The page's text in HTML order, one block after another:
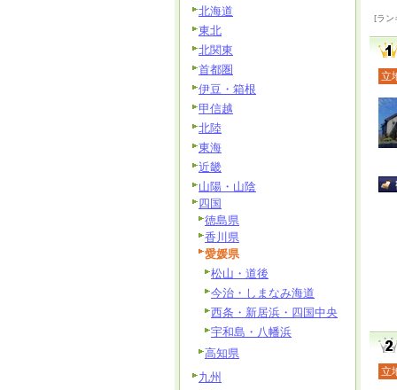
[ラン
立
立
北海道
東北
北関東
首都圏
伊豆・箱根
甲信越
北陸
東海
近畿
山陽・山陰
四国
徳島県
香川県
愛媛県
松山・道後
今治・しまなみ海道
西条・新居浜・四国中央
宇和島・八幡浜
高知県
九州